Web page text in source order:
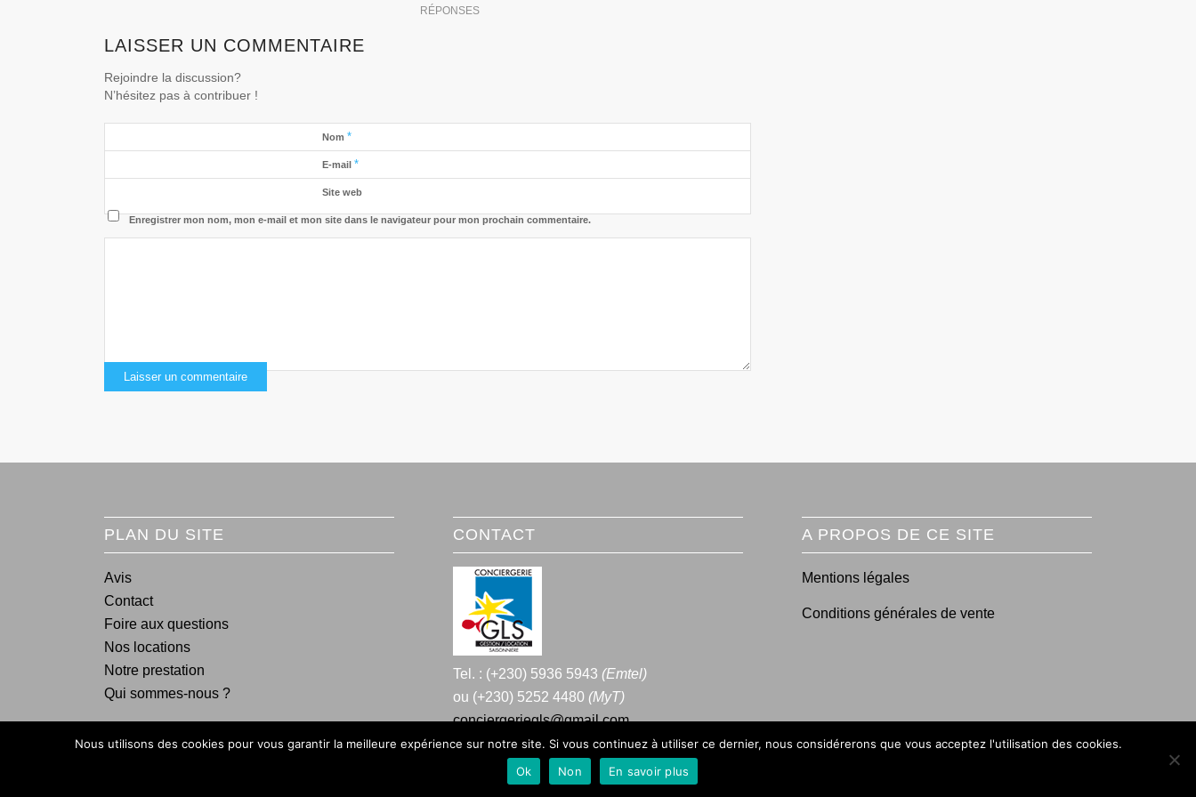
RÉPONSES
LAISSER UN COMMENTAIRE
Rejoindre la discussion?
N’hésitez pas à contribuer !
Nom*
E-mail*
Site web
Enregistrer mon nom, mon e-mail et mon site dans le navigateur pour mon prochain commentaire.
PLAN DU SITE
Avis
Contact
Foire aux questions
Nos locations
Notre prestation
Qui sommes-nous ?
CONTACT
Tel. : (+230) 5936 5943 (Emtel)
ou (+230) 5252 4480 (MyT)
conciergeriegls@gmail.com
A PROPOS DE CE SITE
Mentions légales
Conditions générales de vente
Nous utilisons des cookies pour vous garantir la meilleure expérience sur notre site. Si vous continuez à utiliser ce dernier, nous considérerons que vous acceptez l'utilisation des cookies.
Ok
Non En savoir plus